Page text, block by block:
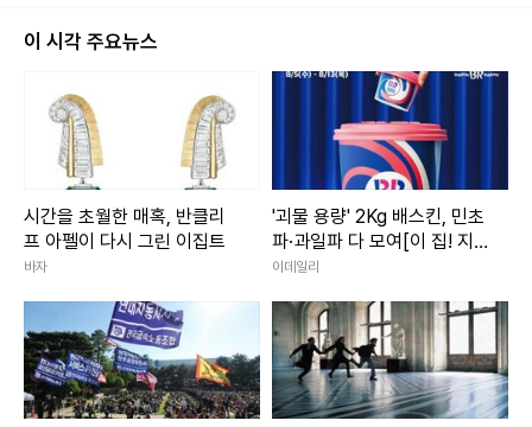
이 시각 주요뉴스
시간을 초월한 매혹, 반클리
프 아펠이 다시 그린 이집트
바자
'괴물 용량' 2Kg 배스킨, 민초
파·과일파 다 모여[이 집! 지
금, 이 맛]
이데일리